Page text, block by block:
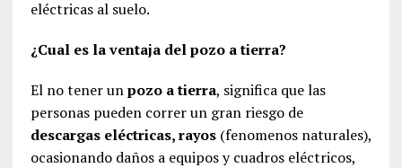
eléctricas al suelo.
¿Cual es la ventaja del pozo a tierra?
El no tener unpozo a tierra, significa que las
personas pueden correr un gran riesgo de
descargas eléctricas, rayos(fenomenos naturales),
ocasionando daños a equipos y cuadros eléctricos,